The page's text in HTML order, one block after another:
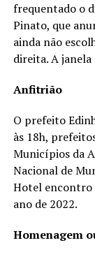
frequentado o
Pinato, que
ainda não
direita. A janela
Anfitrião
O prefeito
às 18h,
Municípios da
Nacional de
Hotel encontro
ano de 2022.
Homenagem